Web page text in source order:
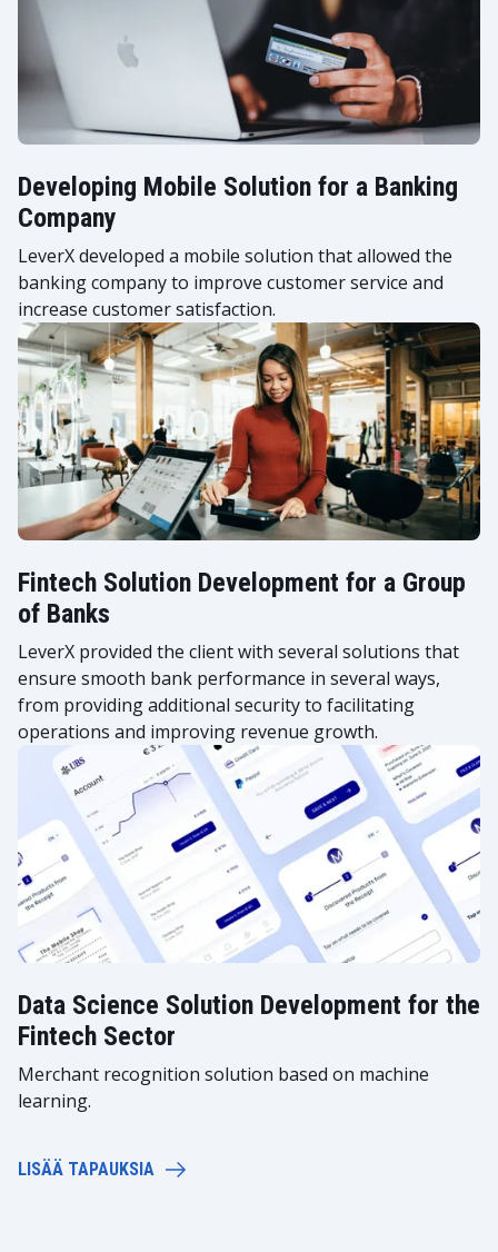
Developing Mobile Solution for a Banking
Company
LeverX developed a mobile solution that allowed the
banking company to improve customer service and
increase customer satisfaction.
Fintech Solution Development for a Group
of Banks
LeverX provided the client with several solutions that
ensure smooth bank performance in several ways,
from providing additional security to facilitating
operations and improving revenue growth.
Data Science Solution Development for the
Fintech Sector
Merchant recognition solution based on machine
learning.
LISÄÄ TAPAUKSIA